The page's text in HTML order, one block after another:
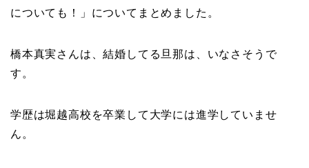
についても！」についてまとめました。
橋本真実さんは、結婚してる旦那は、いなさそうで
す。
学歴は堀越高校を卒業して大学には進学していませ
ん。